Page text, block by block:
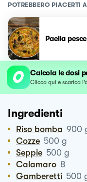
POTREBBERO PIACERTI
Paella pesce
Calcola le dosi
Clicca qui e scarica
Ingredienti
Riso bomba 900
Cozze 500 g
Seppie 500 g
Calamaro 8
Gamberetti 500